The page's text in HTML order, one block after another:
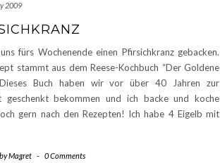
2009
fürs Wochenende einen Pfirsichkranz gebacken.
stammt aus dem Reese-Kochbuch “Der Goldene
Dieses Buch haben wir vor über 40 Jahren zur
geschenkt bekommen und ich backe und koche
gern nach den Rezepten! Ich habe 4 Eigelb mit
byMagret - 0 Comments